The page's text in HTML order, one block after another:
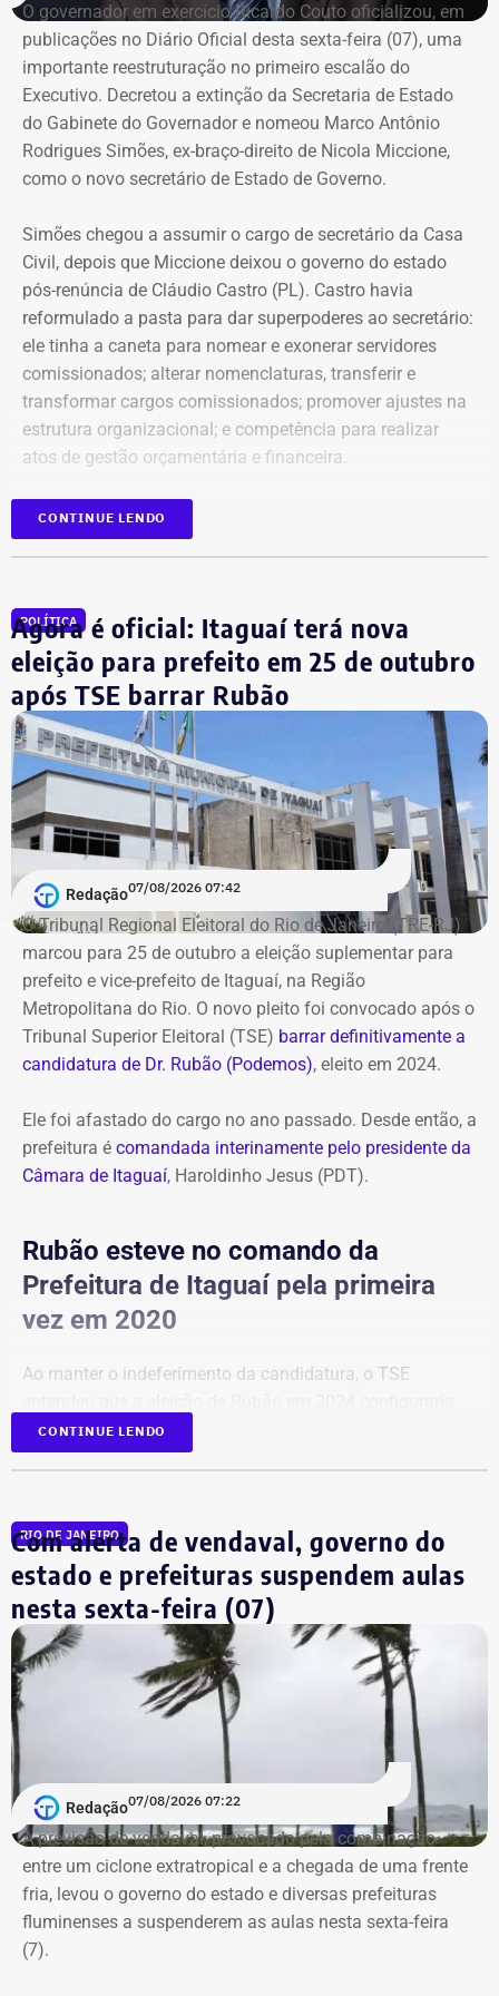
vulnerável, fornecimento de material pornográfico a
criança para fins libidinosos e instigação ao suicídio.
Com a decisão, o Conselho de Sentença reconheceu
integralmente a responsabilidade do ex-padre pelos
crimes apontados pelo MPRJ.
magistrada determinou que o arcebispo de Niterói seja
comunicado da sentença.
Com informações do colunista Ancelmo Gois, do Jornal
“O Globo”.
Couto extingue Gabinete do Governador
As baixas de peso não pararam por aí. Couto oficializou,
da Secretaria de Estado do Gabinete do Governador. Na
agora extinta pasta, o governador em exercício do Rio
promoveu uma dupla baixa no escalão de liderança com
a exoneração dos subsecretários adjuntos Mariana
Pisani Mata (Planejamento e Inovação) — ex-secretária
interina da pasta de Energia — e Paulo Roberto de Oliveira
Senise (Gestão e Desenvolvimento Territorial), nome de
forte circulação no setor do turismo.
Desenvolvimento Econômico registrou a saída do
superintendente Henrique Nunes Amarante.
O governador em exercício Ricardo Couto oficializou, em
publicações no Diário Oficial desta sexta-feira (07), uma
importante reestruturação no primeiro escalão do
Executivo. Decretou a extinção da Secretaria de Estado
do Gabinete do Governador e nomeou Marco Antônio
Rodrigues Simões, ex-braço-direito de Nicola Miccione,
como o novo secretário de Estado de Governo.
Simões chegou a assumir o cargo de secretário da Casa
Civil, depois que Miccione deixou o governo do estado
pós-renúncia de Cláudio Castro (PL). Castro havia
reformulado a pasta para dar superpoderes ao secretário:
ele tinha a caneta para nomear e exonerar servidores
comissionados; a lterar nomenclaturas, transferir e
transformar cargos comissionados; promover ajustes na
estrutura organizacional; e competência para realizar
atos de gestão orçamentária e financeira.
Em abril, onovo governador remanejou Simões para a
chefiai de Gabinetee nomeou o procurador Flávio
Simões vai substituir o
supersecretário Roberto Leão na
pasta
Com a nova nomeação, o ex-supersecretário substitui o
poderoso delegado Roberto Leão, o secretário-chefe do
Gabinete de Segurança Institucional (GSI) que vinha
respondendo interinamente pelo expediente do órgão.
CONTINUE LENDO
POLÍTICA
Agora é oficial: Itaguaí terá nova
eleição para prefeito em 25 de outubro
após TSE barrar Rubão
Redação07/08/2026 07:42
O Tribunal Regional Eleitoral do Rio de Janeiro (TRE-RJ)
marcou para 25 de outubro a eleição suplementar para
prefeito e vice-prefeito de Itaguaí, na Região
Metropolitana do Rio. O novo pleito foi convocado após o
Tribunal Superior Eleitoral (TSE) barrar definitivamente a
candidatura de Dr. Rubão (Podemos), eleito em 2024.
Ele foi afastado do cargo no ano passado. Desde então, a
prefeitura é comandada interinamente pelo presidente da
Câmara de Itaguaí, Haroldinho Jesus (PDT).
Rubão esteve no comando da
Prefeitura de Itaguaí pela primeira
vez em 2020
Ao manter o indeferimento da candidatura, o TSE
um terceiro mandato consecutivo, situação vedada pela
Constituição Federal.
Eleitoral, os partidos e federações terão até o dia 25 de
agosto para registrar as candidaturas que disputarão a
nova votação. A chapa vencedora tomará posse em
novembro deste ano e cumprirá mandato até 31 de
dezembro de 2028, completando o período
correspondente ao mandato iniciado após as eleições
municipais de 2024.
Com informações do “RJ2”.
CONTINUE LENDO
RIO DE JANEIRO
Com alerta de vendaval, governo do
estado e prefeituras suspendem aulas
nesta sexta-feira (07)
Redação07/08/2026 07:22
A previsão de vendaval, provocado pela combinação
entre um ciclone extratropical e a chegada de uma frente
fria, levou o governo do estado e diversas prefeituras
fluminenses a suspenderem as aulas nesta sexta-feira
(7).